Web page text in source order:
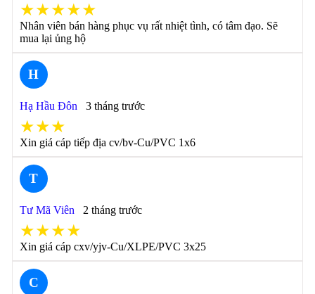
★★★★★
Nhân viên bán hàng phục vụ rất nhiệt tình, có tâm đạo. Sẽ
mua lại ủng hộ
H
Hạ Hầu Đôn 3 tháng trước
★★★
Xin giá cáp tiếp địa cv/bv-Cu/PVC 1x6
T
Tư Mã Viên 2 tháng trước
★★★★
Xin giá cáp cxv/yjv-Cu/XLPE/PVC 3x25
C